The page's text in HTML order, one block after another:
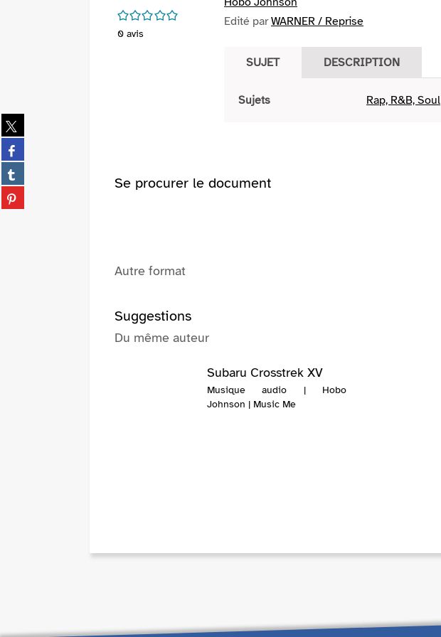
Partager
sur
twitter
(Nouvelle
fenêtre)
Partager
sur
facebook
(Nouvelle
fenêtre)
Partager
sur
tumblr
Partager
sur
/5
0 avis
Edité parWARNER / Reprise
SUJET DESCRIPTION
Sujets Rap, R&B, Soul
Se procurer le document
Autre format
Suggestions
Du même auteur
Subaru Crosstrek XV
Musique audio | Hobo
Johnson | Music Me